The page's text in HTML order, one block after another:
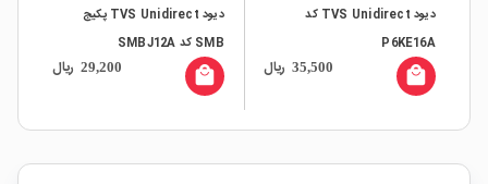
دیود TVS Unidirect کد
P6KE16A
35,500 ریال local_mall
دیود TVS Unidirect پکیج
SMB کد SMBJ12A
29,200 ریال local_mall